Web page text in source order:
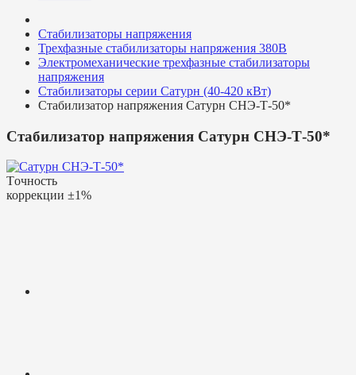
Стабилизаторы напряжения
Трехфазные стабилизаторы напряжения 380В
Электромеханические трехфазные стабилизаторы
напряжения
Стабилизаторы серии Сатурн (40-420 кВт)
Стабилизатор напряжения Сатурн СНЭ-Т-50*
Стабилизатор напряжения Сатурн СНЭ-Т-50*
Tочность
коррекции ±1%